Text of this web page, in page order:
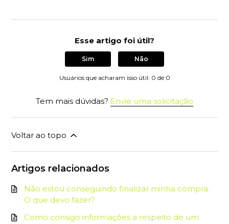
Esse artigo foi útil?
Sim Não
Usuários que acharam isso útil: 0 de 0
Tem mais dúvidas? Envie uma solicitação
Voltar ao topo
Artigos relacionados
Não estou conseguindo finalizar minha compra.
O que devo fazer?
Como consigo informações a respeito de um